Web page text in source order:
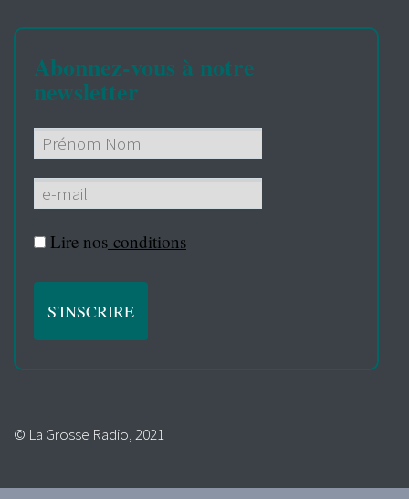
Abonnez-vous à notre
newsletter
Lire nos conditions
© La Grosse Radio, 2021